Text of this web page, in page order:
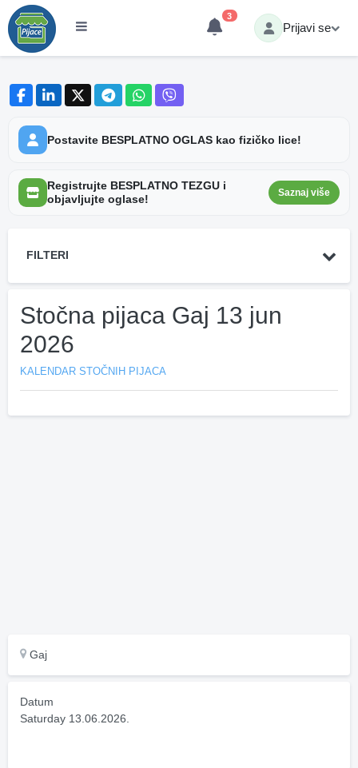
3
Prijavi se
Postavite BESPLATNO OGLAS kao fizičko lice!
Registrujte BESPLATNO TEZGU i
objavljujte oglase!
Saznaj više
FILTERI
Stočna pijaca Gaj 13 jun
2026
KALENDAR STOČNIH PIJACA
Gaj
Datum
Saturday 13.06.2026.